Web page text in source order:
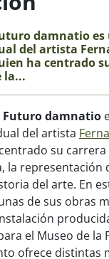
damnatio es
del artista
ha centrado
la...
Futuro damnatio
del artista
su
la representación
del arte. En
de sus obras
el Museo de la
ofrece distintas